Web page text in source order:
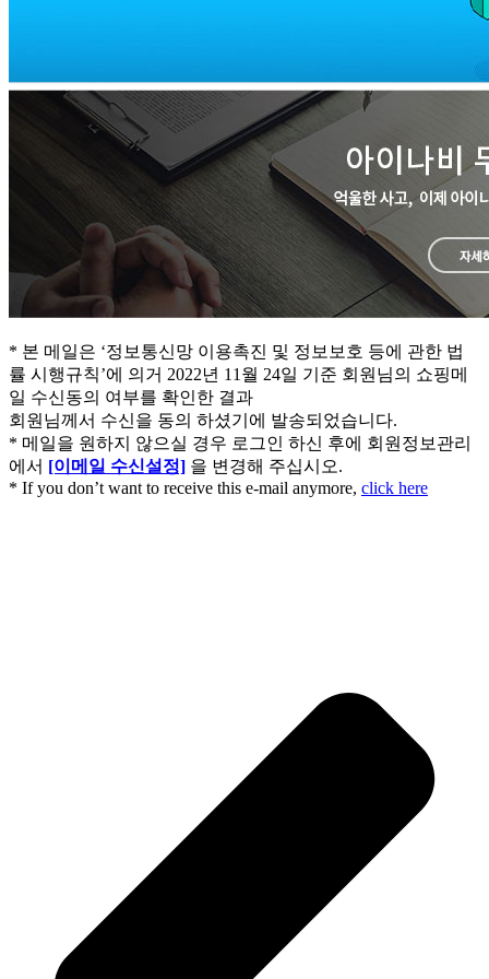
* 본 메일은 ‘정보통신망 이용촉진 및 정보보호 등에 관한 법
률 시행규칙’에 의거 2022년 11월 24일 기준 회원님의 쇼핑메
일 수신동의 여부를 확인한 결과
회원님께서 수신을 동의 하셨기에 발송되었습니다.
* 메일을 원하지 않으실 경우 로그인 하신 후에 회원정보관리
에서 [이메일 수신설정] 을 변경해 주십시오.
* If you don’t want to receive this e-mail anymore, click here